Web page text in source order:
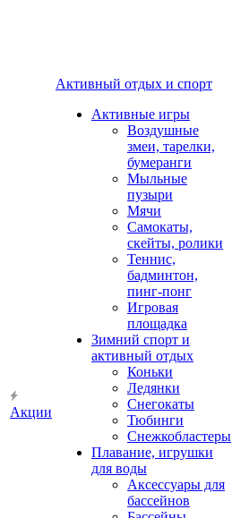
Акции
Активный отдых и спорт
Активные игры
Воздушные
змеи, тарелки,
бумеранги
Мыльные
пузыри
Мячи
Самокаты,
скейты, ролики
Теннис,
бадминтон,
пинг-понг
Игровая
площадка
Зимний спорт и
активный отдых
Коньки
Ледянки
Снегокаты
Тюбинги
Снежкобластеры
Плавание, игрушки
для воды
Аксессуары для
бассейнов